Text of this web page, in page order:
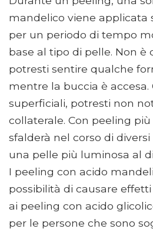
mandelico viene applicata
per un periodo di tempo
base al tipo di pelle. Non è
potresti sentire qualche
mentre la buccia è accesa.
superficiali, potresti non
collaterale. Con peeling
sfalderà nel corso di
una pelle più luminosa al
I peeling con acido
possibilità di causare
ai peeling con acido
per le persone che sono